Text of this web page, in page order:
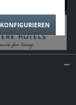
KONFIGURIEREN